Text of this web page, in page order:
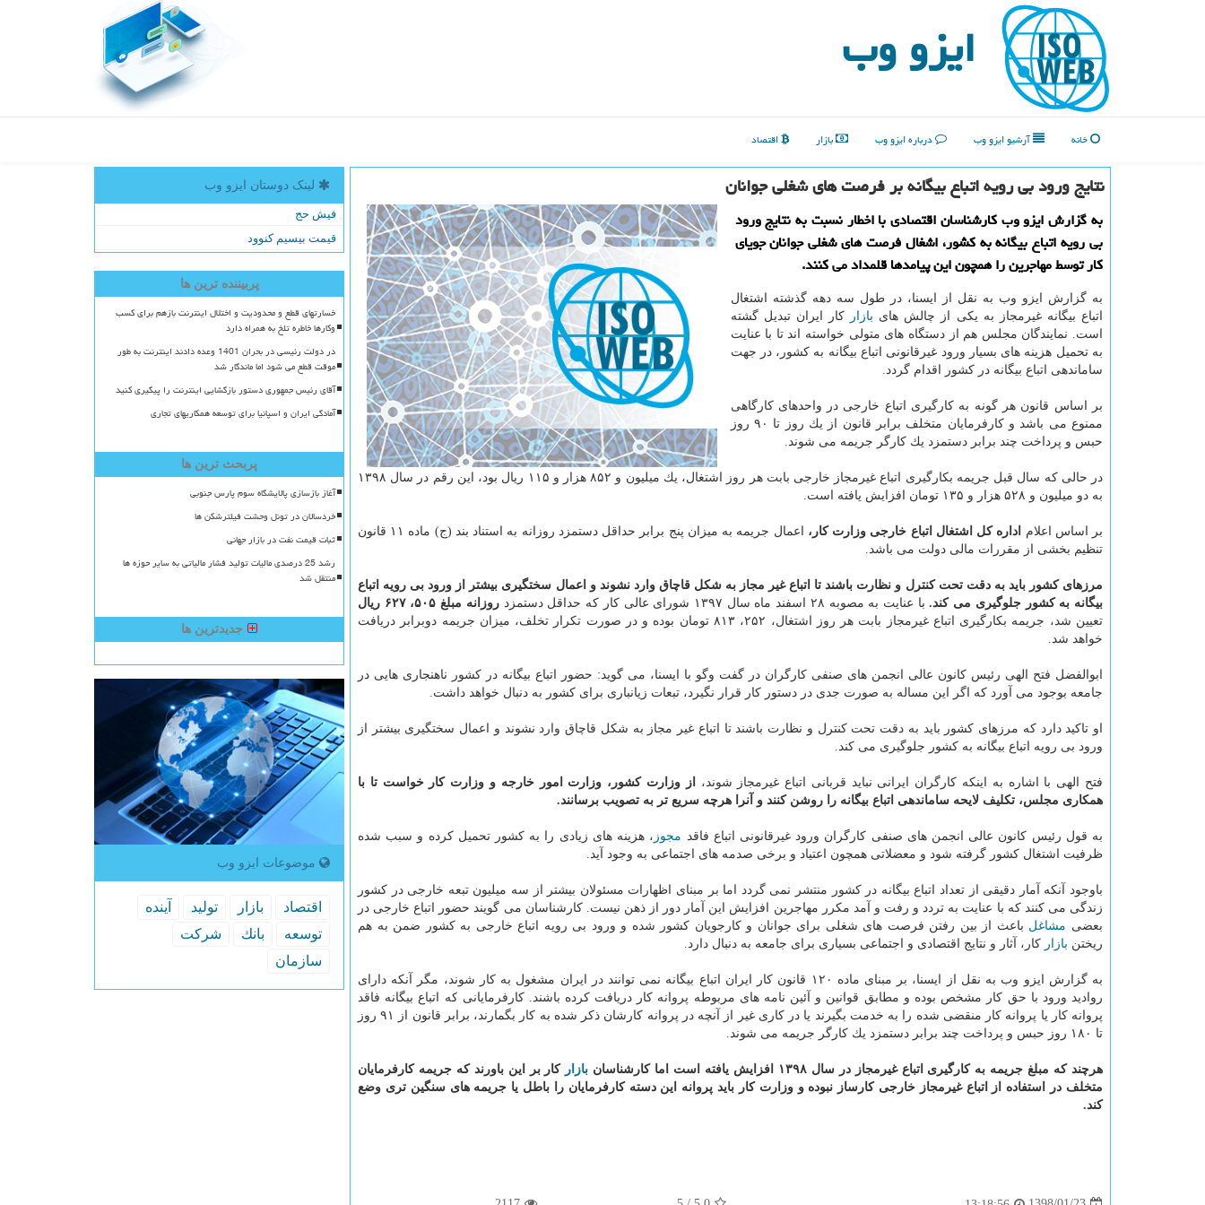
ایزو وب
خانه آرشیو ایزو وب درباره ایزو وب بازار اقتصاد
نتایج ورود بی رویه اتباع بیگانه بر فرصت های شغلی جوانان
به گزارش ایزو وب كارشناسان اقتصادی با اخطار نسبت به نتایج ورود
بی رویه اتباع بیگانه به كشور، اشغال فرصت های شغلی جوانان جویای
كار توسط مهاجرین را همچون این پیامدها قلمداد می كنند.
به گزارش ایزو وب به نقل از ایسنا، در طول سه دهه گذشته اشتغال
اتباع بیگانه غیرمجاز به یكی از چالش های بازار
كار ایران تبدیل گشته
است. نمایندگان مجلس هم از دستگاه های متولی خواسته اند تا با عنایت
به تحمیل هزینه های بسیار ورود غیرقانونی اتباع بیگانه به كشور، در جهت
ساماندهی اتباع بیگانه در كشور اقدام گردد.
بر اساس قانون هر گونه به كارگیری اتباع خارجی در واحدهای كارگاهی
ممنوع می باشد و كارفرمایان متخلف برابر قانون از یك روز تا ۹۰ روز
حبس و پرداخت چند برابر دستمزد یك كارگر جریمه می شوند.
در حالی كه سال قبل جریمه بكارگیری اتباع غیرمجاز خارجی بابت هر روز اشتغال، یك میلیون و ۸۵۲ هزار و ۱۱۵ ریال بود، این رقم در سال ۱۳۹۸
به دو میلیون و ۵۲۸ هزار و ۱۳۵ تومان افزایش یافته است.
بر اساس اعلام اداره كل اشتغال اتباع خارجی وزارت كار،
اعمال جریمه به میزان پنج برابر حداقل دستمزد روزانه به استناد بند (ج) ماده ۱۱ قانون
تنظیم بخشی از مقررات مالی دولت می باشد.
مرزهای كشور باید به دقت تحت كنترل و نظارت باشند تا اتباع غیر مجاز به شكل قاچاق وارد نشوند و اعمال سختگیری بیشتر از ورود بی رویه اتباع
بیگانه به كشور جلوگیری می كند.با عنایت به مصوبه ۲۸ اسفند ماه سال ۱۳۹۷ شورای عالی كار كه حداقل دستمزد
روزانه مبلغ ۵۰۵، ۶۲۷ ریال
تعیین شد، جریمه بكارگیری اتباع غیرمجاز بابت هر روز اشتغال، ۲۵۲، ۸۱۳ تومان بوده و در صورت تكرار تخلف، میزان جریمه دوبرابر دریافت
خواهد شد.
ابوالفضل فتح الهی رئیس كانون عالی انجمن های صنفی كارگران در گفت‬ وگو با ایسنا، می گوید: حضور اتباع بیگانه در كشور ناهنجاری هایی در
جامعه بوجود می آورد كه اگر این مساله به صورت جدی در دستور كار قرار نگیرد، تبعات زیانباری برای كشور به دنبال خواهد داشت.
او تاكید دارد كه مرزهای كشور باید به دقت تحت كنترل و نظارت باشند تا اتباع غیر مجاز به شكل قاچاق وارد نشوند و اعمال سختگیری بیشتر از
ورود بی رویه اتباع بیگانه به كشور جلوگیری می كند.
فتح الهی با اشاره به اینكه كارگران ایرانی نباید قربانی اتباع غیرمجاز شوند،
از وزارت كشور، وزارت امور خارجه و وزارت كار خواست تا با
همكاری مجلس، تكلیف لایحه ساماندهی اتباع بیگانه را روشن كنند و آنرا هرچه سریع تر به تصویب برسانند.
به قول رئیس كانون عالی انجمن های صنفی كارگران ورود غیرقانونی اتباع فاقد مجوز ، هزینه های زیادی را به كشور تحمیل كرده و سبب شده
ظرفیت اشتغال كشور گرفته شود و معضلاتی همچون اعتیاد و برخی صدمه های اجتماعی به وجود آید.
باوجود آنكه آمار دقیقی از تعداد اتباع بیگانه در كشور منتشر نمی گردد اما بر مبنای اظهارات مسئولان بیشتر از سه میلیون تبعه خارجی در كشور
زندگی می كنند كه با عنایت به تردد و رفت و آمد مكرر مهاجرین افزایش این آمار دور از ذهن نیست. كارشناسان می گویند حضور اتباع خارجی در
بعضی مشاغل باعث از بین رفتن فرصت های شغلی برای جوانان و كارجویان كشور شده و ورود بی رویه اتباع خارجی به كشور ضمن به هم
ریختن بازار كار، آثار و نتایج اقتصادی و اجتماعی بسیاری برای جامعه به دنبال دارد.
به گزارش ایزو وب به نقل از ایسنا، بر مبنای ماده ۱۲۰ قانون كار ایران اتباع بیگانه نمی توانند در ایران مشغول به كار شوند، مگر آنكه دارای
روادید ورود با حق كار مشخص بوده و مطابق قوانین و آئین نامه های مربوطه پروانه كار دریافت كرده باشند. كارفرمایانی كه اتباع بیگانه فاقد
پروانه كار یا پروانه كار منقضی شده را به خدمت بگیرند یا در كاری غیر از آنچه در پروانه كارشان ذكر شده به كار بگمارند، برابر قانون از ۹۱ روز
تا ۱۸۰ روز حبس و پرداخت چند برابر دستمزد یك كارگر جریمه می شوند.
هرچند كه مبلغ جریمه به كارگیری اتباع غیرمجاز در سال ۱۳۹۸ افزایش یافته است اما كارشناسان بازار كار بر این باورند كه جریمه كارفرمایان
متخلف در استفاده از اتباع غیرمجاز خارجی كارساز نبوده و وزارت كار باید پروانه این دسته كارفرمایان را باطل یا جریمه های سنگین تری وضع
كند.
لینک دوستان ایزو وب
فیش حج
قیمت بیسیم کنوود
پربیننده ترین ها
خسارتهای قطع و محدودیت و اختلال اینترنت بازهم برای کسب
وکارها خاطره تلخ به همراه دارد
در دولت رئیسی در بحران 1401 وعده دادند اینترنت به طور
موقت قطع می شود اما ماندگار شد
آقای رئیس جمهوری دستور بازگشایی اینترنت را پیگیری کنید
آمادگی ایران و اسپانیا برای توسعه همکاریهای تجاری
پربحث ترین ها
آغاز بازسازی پالایشگاه سوم پارس جنوبی
خردسالان در تونل وحشت فیلترشکن ها
ثبات قیمت نفت در بازار جهانی
رشد 25 درصدی مالیات تولید فشار مالیاتی به سایر حوزه ها
منتقل شد
جدیدترین ها
موضوعات ایزو وب
اقتصاد بازار تولید
آینده
توسعه
بانك
شركت
سازمان